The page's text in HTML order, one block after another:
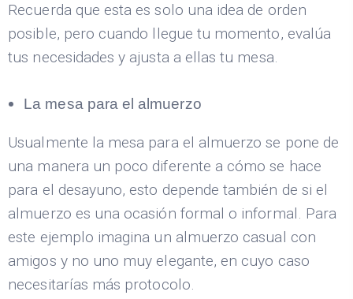
Recuerda que esta es solo una idea de orden
posible, pero cuando llegue tu momento, evalúa
tus necesidades y ajusta a ellas tu mesa.
La mesa para el almuerzo
Usualmente la mesa para el almuerzo se pone de
una manera un poco diferente a cómo se hace
para el desayuno, esto depende también de si el
almuerzo es una ocasión formal o informal. Para
este ejemplo imagina un almuerzo casual con
amigos y no uno muy elegante, en cuyo caso
necesitarías más protocolo.